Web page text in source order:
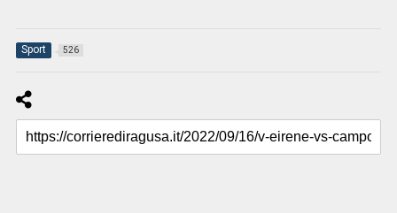
Sport 526